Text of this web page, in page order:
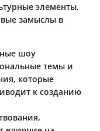
элементы,
замыслы в
шоу
темы и
которые
к созданию